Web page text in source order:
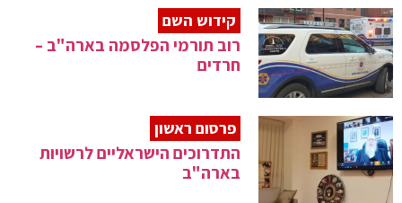
קידוש השם
רוב תורמי הפלסמה בארה"ב –
חרדים
פרסום ראשון
התדרוכים הישראליים לרשויות
בארה"ב